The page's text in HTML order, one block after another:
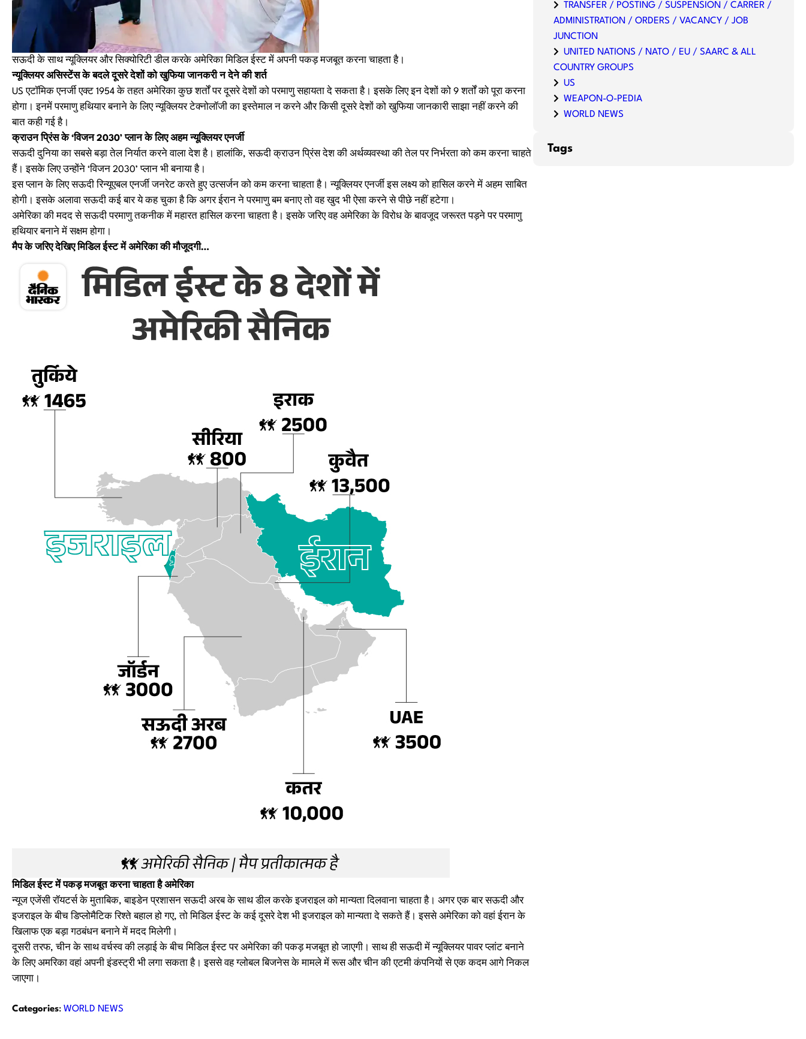
सऊदी के साथ न्यूक्लियर और सिक्योरिटी डील करके अमेरिका मिडिल ईस्ट में अपनी पकड़ मजबूत करना चाहता है।
न्यूक्लियर असिस्टेंस के बदले दूसरे देशों को खुफिया जानकरी न देने की शर्त
US एटॉमिक एनर्जी एक्ट 1954 के तहत अमेरिका कुछ शर्तों पर दूसरे देशों को परमाणु सहायता दे सकता है। इसके लिए इन देशों को 9 शर्तों को पूरा करना
होगा। इनमें परमाणु हथियार बनाने के लिए न्यूक्लियर टेक्नोलॉजी का इस्तेमाल न करने और किसी दूसरे देशों को खुफिया जानकारी साझा नहीं करने की
बात कही गई है।
क्राउन प्रिंस के ‘विजन 2030’ प्लान के लिए अहम न्यूक्लियर एनर्जी
सऊदी दुनिया का सबसे बड़ा तेल निर्यात करने वाला देश है। हालांकि, सऊदी क्राउन प्रिंस देश की अर्थव्यवस्था की तेल पर निर्भरता को कम करना चाहते
हैं। इसके लिए उन्होंने ‘विजन 2030’ प्लान भी बनाया है।
इस प्लान के लिए सऊदी रिन्यूएबल एनर्जी जनरेट करते हुए उत्सर्जन को कम करना चाहता है। न्यूक्लियर एनर्जी इस लक्ष्य को हासिल करने में अहम साबित
होगी। इसके अलावा सऊदी कई बार ये कह चुका है कि अगर ईरान ने परमाणु बम बनाए तो वह खुद भी ऐसा करने से पीछे नहीं हटेगा।
अमेरिका की मदद से सऊदी परमाणु तकनीक में महारत हासिल करना चाहता है। इसके जरिए वह अमेरिका के विरोध के बावजूद जरूरत पड़ने पर परमाणु
हथियार बनाने में सक्षम होगा।
मैप के जरिए देखिए मिडिल ईस्ट में अमेरिका की मौजूदगी…
मिडिल ईस्ट में पकड़ मजबूत करना चाहता है अमेरिका
न्यूज एजेंसी रॉयटर्स के मुताबिक, बाइडेन प्रशासन सऊदी अरब के साथ डील करके इजराइल को मान्यता दिलवाना चाहता है। अगर एक बार सऊदी और
इजराइल के बीच डिप्लोमैटिक रिश्ते बहाल हो गए, तो मिडिल ईस्ट के कई दूसरे देश भी इजराइल को मान्यता दे सकते हैं। इससे अमेरिका को वहां ईरान के
खिलाफ एक बड़ा गठबंधन बनाने में मदद मिलेगी।
दूसरी तरफ, चीन के साथ वर्चस्व की लड़ाई के बीच मिडिल ईस्ट पर अमेरिका की पकड़ मजबूत हो जाएगी। साथ ही सऊदी में न्यूक्लियर पावर प्लांट बनाने
के लिए अमरिका वहां अपनी इंडस्ट्री भी लगा सकता है। इससे वह ग्लोबल बिजनेस के मामले में रूस और चीन की एटमी कंपनियों से एक कदम आगे निकल
जाएगा।
Categories: WORLD NEWS
TRANSFER / POSTING / SUSPENSION / CARRER /
ADMINISTRATION / ORDERS / VACANCY / JOB
JUNCTION
UNITED NATIONS / NATO / EU / SAARC & ALL
COUNTRY GROUPS
US
WEAPON-O-PEDIA
WORLD NEWS
Tags